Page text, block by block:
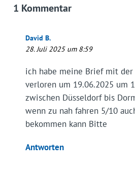
1 Kommentar
David B.
28. Juli 2025 um 8:59
ich habe meine Brief mit
verloren um 19.06.2025 um
zwischen Düsseldorf bis
wenn zu nah fahren 5/10
bekommen kann Bitte
Antworten